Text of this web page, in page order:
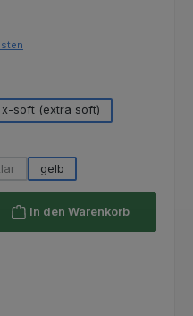
nicht verfügbar.)
ist zurzeit nicht verfügbar.)
x-soft (extra soft)
ist zurzeit nicht verfügbar.)
(Diese Option ist zurzeit nicht
gelb
In den Warenkorb